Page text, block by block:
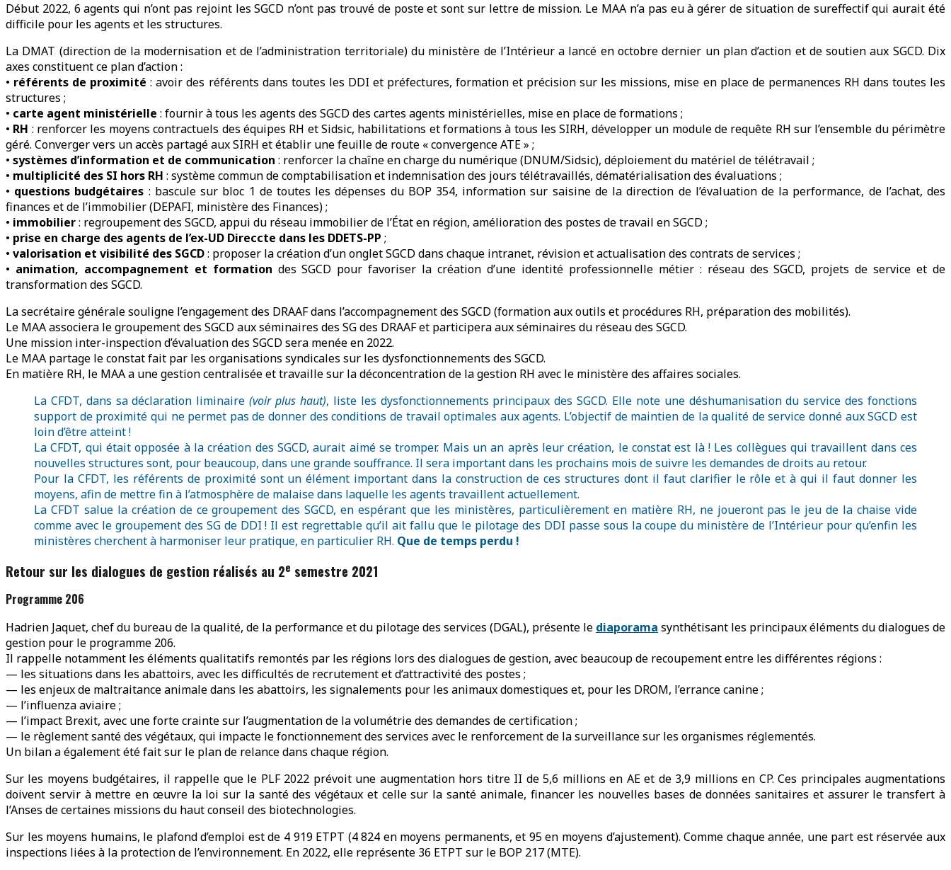
Début 2022, 6 agents qui n’ont pas rejoint les SGCD n’ont pas trouvé de poste et sont sur lettre de mission. Le MAA n’a pas eu à gérer de situation de sureffectif qui aurait été
difficile pour les agents et les structures.
La DMAT (direction de la modernisation et de l’administration territoriale) du ministère de l’Intérieur a lancé en octobre dernier un plan d’action et de soutien aux SGCD. Dix
axes constituent ce plan d’action :
• référents de proximité : avoir des référents dans toutes les DDI et préfectures, formation et précision sur les missions, mise en place de permanences RH dans toutes les
structures ;
• carte agent ministérielle : fournir à tous les agents des SGCD des cartes agents ministérielles, mise en place de formations ;
• RH : renforcer les moyens contractuels des équipes RH et Sidsic, habilitations et formations à tous les SIRH, développer un module de requête RH sur l’ensemble du périmètre
géré. Converger vers un accès partagé aux SIRH et établir une feuille de route « convergence ATE » ;
• systèmes d’information et de communication : renforcer la chaîne en charge du numérique (DNUM/Sidsic), déploiement du matériel de télétravail ;
• multiplicité des SI hors RH : système commun de comptabilisation et indemnisation des jours télétravaillés, dématérialisation des évaluations ;
• questions budgétaires : bascule sur bloc 1 de toutes les dépenses du BOP 354, information sur saisine de la direction de l’évaluation de la performance, de l’achat, des
finances et de l’immobilier (DEPAFI, ministère des Finances) ;
• immobilier: regroupement des SGCD, appui du réseau immobilier de l’État en région, amélioration des postes de travail en SGCD ;
• prise en charge des agents de l’ex-UD Direccte dans les DDETS-PP ;
• valorisation et visibilité des SGCD: proposer la création d’un onglet SGCD dans chaque intranet, révision et actualisation des contrats de services ;
• animation, accompagnement et formation des SGCD pour favoriser la création d’une identité professionnelle métier : réseau des SGCD, projets de service et de
transformation des SGCD.
La secrétaire générale souligne l’engagement des DRAAF dans l’accompagnement des SGCD (formation aux outils et procédures RH, préparation des mobilités).
Le MAA associera le groupement des SGCD aux séminaires des SG des DRAAF et participera aux séminaires du réseau des SGCD.
Une mission inter-inspection d’évaluation des SGCD sera menée en 2022.
Le MAA partage le constat fait par les organisations syndicales sur les dysfonctionnements des SGCD.
En matière RH, le MAA a une gestion centralisée et travaille sur la déconcentration de la gestion RH avec le ministère des affaires sociales.
La CFDT, dans sa déclaration liminaire(voir plus haut), liste les dysfonctionnements principaux des SGCD. Elle note une déshumanisation du service des fonctions
support de proximité qui ne permet pas de donner des conditions de travail optimales aux agents. L’objectif de maintien de la qualité de service donné aux SGCD est
loin d’être atteint !
La CFDT, qui était opposée à la création des SGCD, aurait aimé se tromper. Mais un an après leur création, le constat est là ! Les collègues qui travaillent dans ces
nouvelles structures sont, pour beaucoup, dans une grande souffrance. Il sera important dans les prochains mois de suivre les demandes de droits au retour.
Pour la CFDT, les référents de proximité sont un élément important dans la construction de ces structures dont il faut clarifier le rôle et à qui il faut donner les
moyens, afin de mettre fin à l’atmosphère de malaise dans laquelle les agents travaillent actuellement.
La CFDT salue la création de ce groupement des SGCD, en espérant que les ministères, particulièrement en matière RH, ne joueront pas le jeu de la chaise vide
comme avec le groupement des SG de DDI ! Il est regrettable qu’il ait fallu que le pilotage des DDI passe sous la coupe du ministère de l’Intérieur pour qu’enfin les
ministères cherchent à harmoniser leur pratique, en particulier RH. Que de temps perdu !
Retour sur les dialogues de gestion réalisés au 2e semestre 2021
Programme 206
Hadrien Jaquet, chef du bureau de la qualité, de la performance et du pilotage des services (DGAL), présente le diaporama synthétisant les principaux éléments du dialogues de
gestion pour le programme 206.
Il rappelle notamment les éléments qualitatifs remontés par les régions lors des dialogues de gestion, avec beaucoup de recoupement entre les différentes régions :
— les situations dans les abattoirs, avec les difficultés de recrutement et d’attractivité des postes ;
— les enjeux de maltraitance animale dans les abattoirs, les signalements pour les animaux domestiques et, pour les DROM, l’errance canine ;
— l’influenza aviaire ;
— l’impact Brexit, avec une forte crainte sur l’augmentation de la volumétrie des demandes de certification ;
— le règlement santé des végétaux, qui impacte le fonctionnement des services avec le renforcement de la surveillance sur les organismes réglementés.
Un bilan a également été fait sur le plan de relance dans chaque région.
Sur les moyens budgétaires, il rappelle que le PLF 2022 prévoit une augmentation hors titre II de 5,6 millions en AE et de 3,9 millions en CP. Ces principales augmentations
doivent servir à mettre en œuvre la loi sur la santé des végétaux et celle sur la santé animale, financer les nouvelles bases de données sanitaires et assurer le transfert à
l’Anses de certaines missions du haut conseil des biotechnologies.
Sur les moyens humains, le plafond d’emploi est de 4 919 ETPT (4 824 en moyens permanents, et 95 en moyens d’ajustement). Comme chaque année, une part est réservée aux
inspections liées à la protection de l’environnement. En 2022, elle représente 36 ETPT sur le BOP 217 (MTE).